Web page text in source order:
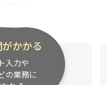
専門家の連絡が
資料請求・質問への対
遅く、事業のスピード